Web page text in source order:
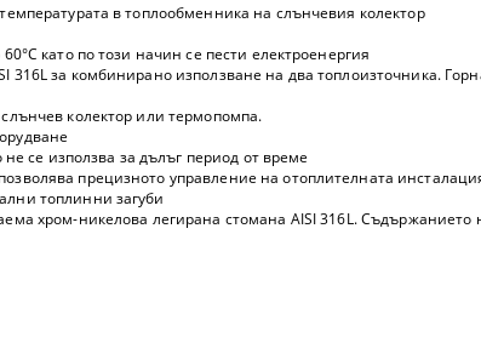
в топлообменника на слънчевия колектор
като по този начин се пести електроенергия
за комбинирано използване на два топлоизточника.
колектор или термопомпа.
се използва за дълъг период от време
прецизното управление на отоплителната
топлинни загуби
хром-никелова легирана стомана AISI 316L.